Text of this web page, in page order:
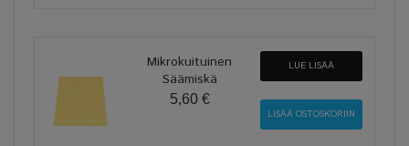
Mikrokuituinen
Säämiskä
5,60 €
LUE LISÄÄ